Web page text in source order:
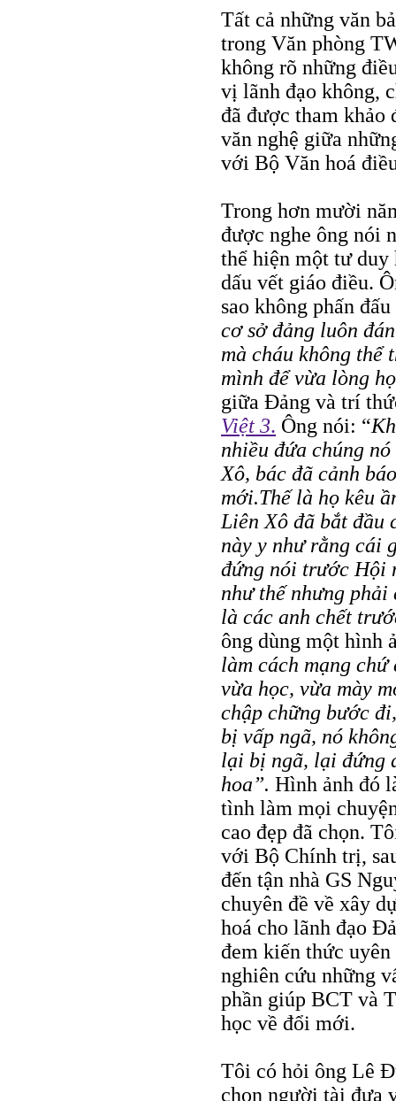
Tất cả những văn
trong Văn phòng
không rõ những
vị lãnh đạo không,
đã được tham khảo
văn nghệ giữa
với Bộ Văn hoá
Trong hơn mười
được nghe ông nói
thể hiện một tư duy
dấu vết giáo điều.
sao không phấn
cơ sở đảng luôn
mà cháu không thể
mình để vừa lòng họ
giữa Ðảng và trí
Việt 3. Ông nói: “
nhiều đứa chúng
Xô, bác đã cảnh
mới.Thế là họ kêu
Liên Xô đã bắt đầu
này y như rằng cái
đứng nói trước Hội
như thế nhưng
là các anh chết
ông dùng một hình
làm cách mạng
vừa học, vừa mày
chập chững bước
bị vấp ngã, nó
lại bị ngã, lại đứng
hoa”. Hình ảnh đó
tình làm mọi
cao đẹp đã chọn.
với Bộ Chính trị,
đến tận nhà GS
chuyên đề về xây
hoá cho lãnh đạo
đem kiến thức
nghiên cứu những
phần giúp BCT và
học về đổi mới.
Tôi có hỏi ông Lê
chọn người tài đưa